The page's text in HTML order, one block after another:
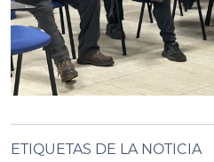
ETIQUETAS DE LA NOTICIA